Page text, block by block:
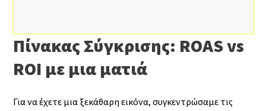
Πίνακας Σύγκρισης: ROAS vs
ROI με μια ματιά
Για να έχετε μια ξεκάθαρη εικόνα, συγκεντρώσαμε τις